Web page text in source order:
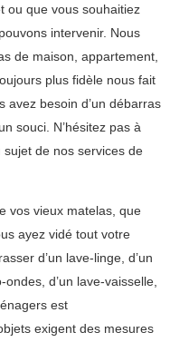
ou que vous souhaitiez
intervenir. Nous
de maison, appartement,
plus fidèle nous fait
avez besoin d’un débarras
souci. N’hésitez pas à
sujet de nos services de
vos vieux matelas, que
ayez vidé tout votre
d’un lave-linge, d’un
d’un lave-vaisselle,
est
exigent des mesures